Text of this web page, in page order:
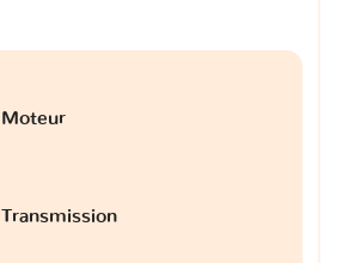
Moteur
Transmission